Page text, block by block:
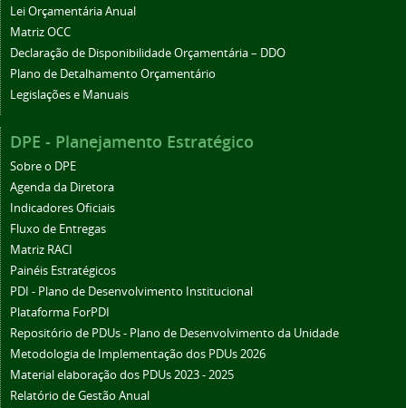
Lei Orçamentária Anual
Matriz OCC
Declaração de Disponibilidade Orçamentária – DDO
Plano de Detalhamento Orçamentário
Legislações e Manuais
DPE - Planejamento Estratégico
Sobre o DPE
Agenda da Diretora
Indicadores Oficiais
Fluxo de Entregas
Matriz RACI
Painéis Estratégicos
PDI - Plano de Desenvolvimento Institucional
Plataforma ForPDI
Repositório de PDUs - Plano de Desenvolvimento da Unidade
Metodologia de Implementação dos PDUs 2026
Material elaboração dos PDUs 2023 - 2025
Relatório de Gestão Anual